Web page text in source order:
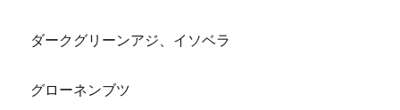
ダークグリーンアジ、イソベラ
グローネンブツ